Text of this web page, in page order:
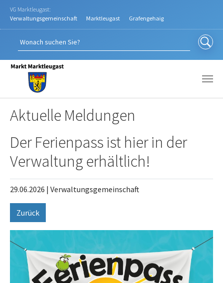
Zum Hauptinhalt springen
VG Marktleugast:
Verwaltungsgemeinschaft
Marktleugast Grafengehaig
Aktuelle Meldungen
Der Ferienpass ist hier in der
Verwaltung erhältlich!
29.06.2026 | Verwaltungsgemeinschaft
Zurück